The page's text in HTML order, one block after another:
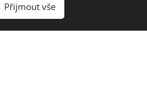
Přijmout vše